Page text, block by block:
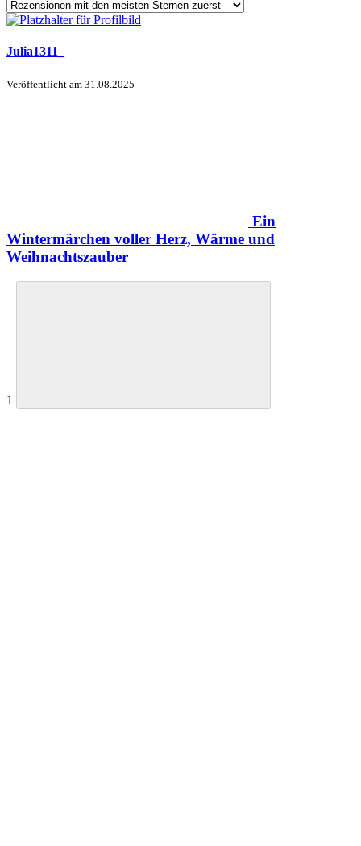
Julia1311_
Veröffentlicht am 31.08.2025
Ein
Wintermärchen voller Herz, Wärme und
Weihnachtszauber
1